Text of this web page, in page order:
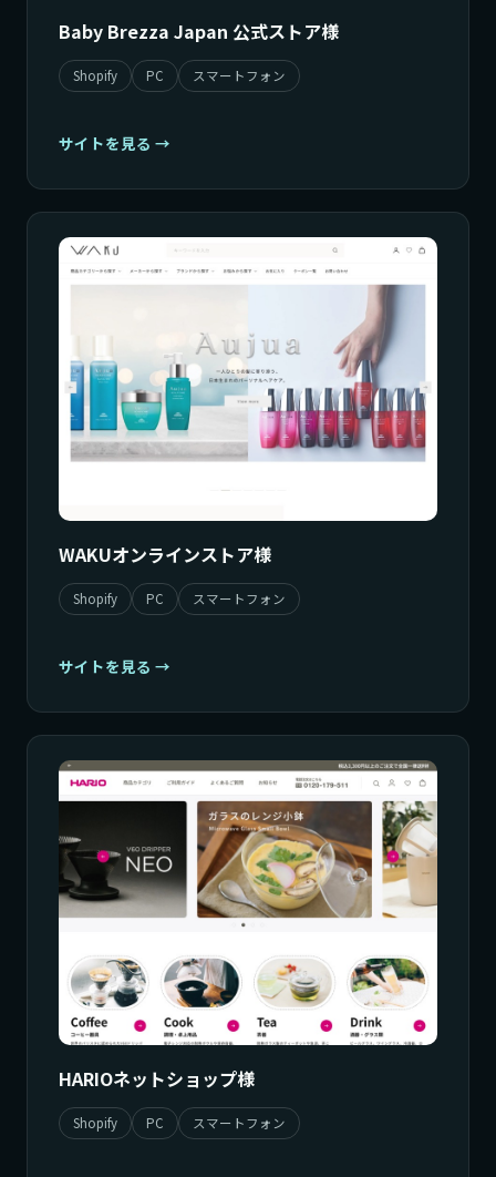
Baby Brezza Japan 公式ストア様
Shopify PC スマートフォン
サイトを見る
WAKUオンラインストア様
Shopify PC スマートフォン
サイトを見る
HARIOネットショップ様
Shopify PC スマートフォン